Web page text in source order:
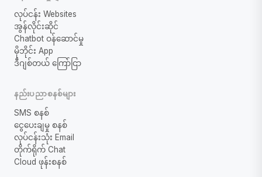
လုပ်ငန်း Websites
အွန်လိုင်းဆိုင်
Chatbot ဝန်ဆောင်မှု
မိုဘိုင်း App
ဒီဂျစ်တယ် ကြော်ငြာ
နည်းပညာစနစ်များ
SMS စနစ်
ငွေပေးချမှု စနစ်
လုပ်ငန်းသုံး Email
တိုက်ရိုက် Chat
Cloud ဖုန်းစနစ်